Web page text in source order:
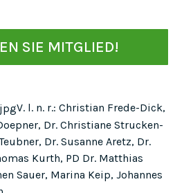
SIE MITGLIED!
V. l. n. r.: Christian Frede-Dick,
Dr. Christiane Strucken-
Dr. Susanne Aretz, Dr.
Kurth, PD Dr. Matthias
Sauer, Marina Keip, Johannes